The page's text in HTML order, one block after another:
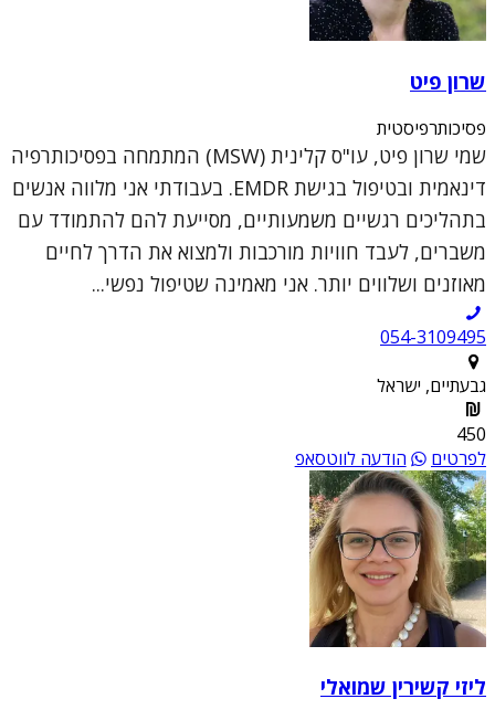
שרון פיט
פסיכותרפיסטית
שמי שרון פיט, עו"ס קלינית (MSW) המתמחה בפסיכותרפיה
דינאמית ובטיפול בגישת EMDR. בעבודתי אני מלווה אנשים
בתהליכים רגשיים משמעותיים, מסייעת להם להתמודד עם
משברים, לעבד חוויות מורכבות ולמצוא את הדרך לחיים
מאוזנים ושלווים יותר. אני מאמינה שטיפול נפשי...
054-3109495
גבעתיים, ישראל
450
לפרטים
הודעה לווטסאפ
ליזי קשירין שמואלי